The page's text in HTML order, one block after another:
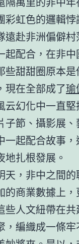
彩虹色的邏輯
遠赴非洲偏僻
起配合，在非
些甜甜圈原本
現在全部成了瑜
云幻化中一直
子節、攝影展
一起配合故事
地扎根發展。
天，非中之間
的商業數據上
些人文紐帶在
，編織成一條